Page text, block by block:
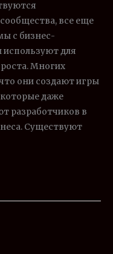
все еще
с бизнес-
для
Многих
они создают игры
даже
разработчиков в
Существуют